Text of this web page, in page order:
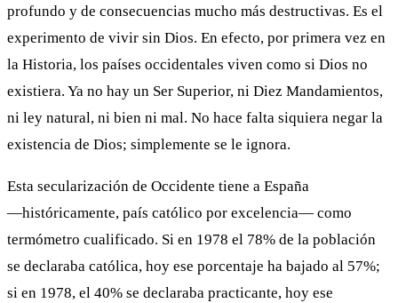
profundo y de consecuencias mucho más destructivas. Es el
experimento de vivir sin Dios. En efecto, por primera vez en
la Historia, los países occidentales viven como si Dios no
existiera. Ya no hay un Ser Superior, ni Diez Mandamientos,
ni ley natural, ni bien ni mal. No hace falta siquiera negar la
existencia de Dios; simplemente se le ignora.
Esta secularización de Occidente tiene a España
―históricamente, país católico por excelencia― como
termómetro cualificado. Si en 1978 el 78% de la población
se declaraba católica, hoy ese porcentaje ha bajado al 57%;
si en 1978, el 40% se declaraba practicante, hoy ese